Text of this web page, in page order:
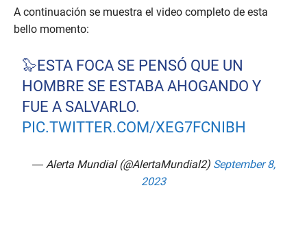
A continuación se muestra el video completo de esta
bello momento:
🦭ESTA FOCA SE PENSÓ QUE UN
HOMBRE SE ESTABA AHOGANDO Y
FUE A SALVARLO.
PIC.TWITTER.COM/XEG7FCNIBH
— Alerta Mundial (@AlertaMundial2) September 8,
2023